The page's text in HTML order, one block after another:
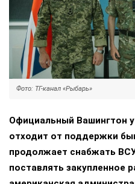
Фото: ТГ-канал «Рыбарь»
Официальный Вашингтон
отходит от поддержки
продолжает снабжать
поставлять закупленное